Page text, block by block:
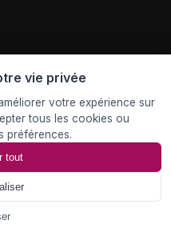
vie privée
votre expérience sur
tous les cookies ou
préférences.
tout